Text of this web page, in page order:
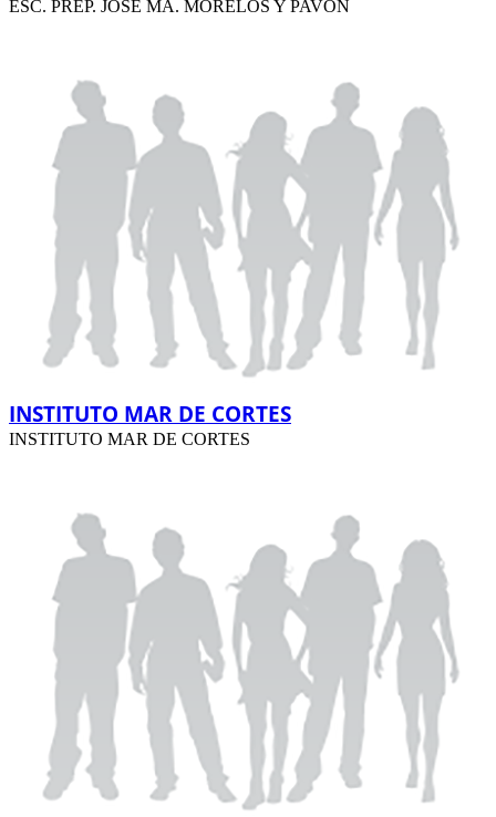
ESC. PREP. JOSE MA. MORELOS Y PAVON
INSTITUTO MAR DE CORTES
INSTITUTO MAR DE CORTES